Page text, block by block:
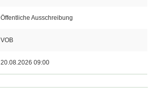
Öffentliche Ausschreibung
VOB
20.08.2026 09:00